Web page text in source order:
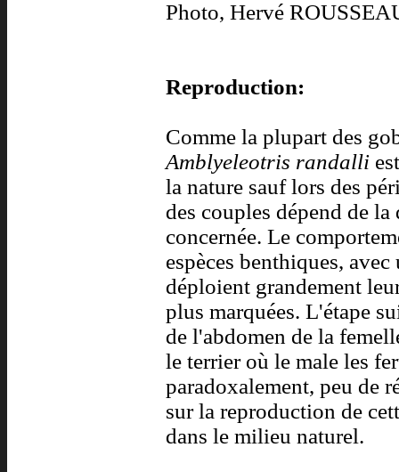
Photo, Hervé
Reproduction:
Comme la plupart des
Amblyeleotris randalli
la nature sauf lors des
des couples dépend de
concernée. Le
espèces benthiques,
déploient grandement
plus marquées. L'étape
de l'abdomen de la
le terrier où le male les
paradoxalement, peu de
sur la reproduction de
dans le milieu naturel.